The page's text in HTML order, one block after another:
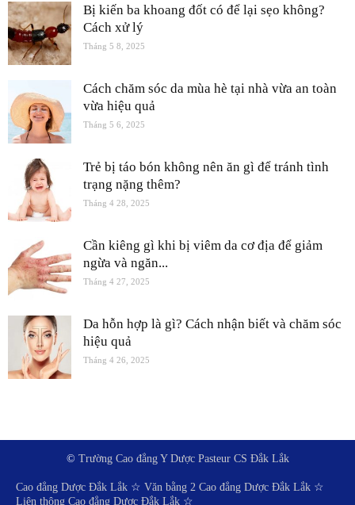
Bị kiến ba khoang đốt có để lại sẹo không?
Cách xử lý
Tháng 5 8, 2025
Cách chăm sóc da mùa hè tại nhà vừa an toàn
vừa hiệu quả
Tháng 5 6, 2025
Trẻ bị táo bón không nên ăn gì để tránh tình
trạng nặng thêm?
Tháng 4 28, 2025
Cần kiêng gì khi bị viêm da cơ địa để giảm
ngừa và ngăn...
Tháng 4 27, 2025
Da hỗn hợp là gì? Cách nhận biết và chăm sóc
hiệu quả
Tháng 4 26, 2025
© Trường Cao đẳng Y Dược Pasteur CS Đắk Lắk
Cao đẳng Dược Đắk Lắk ☆ Văn bằng 2 Cao đẳng Dược Đắk Lắk ☆
Liên thông Cao đẳng Dược Đắk Lắk ☆